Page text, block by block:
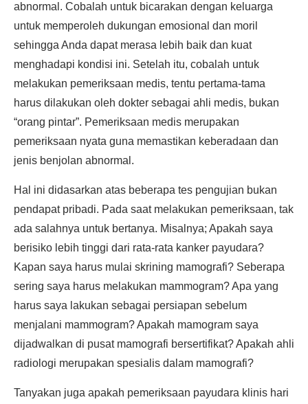
abnormal. Cobalah untuk bicarakan dengan keluarga
untuk memperoleh dukungan emosional dan moril
sehingga Anda dapat merasa lebih baik dan kuat
menghadapi kondisi ini. Setelah itu, cobalah untuk
melakukan pemeriksaan medis, tentu pertama-tama
harus dilakukan oleh dokter sebagai ahli medis, bukan
“orang pintar”. Pemeriksaan medis merupakan
pemeriksaan nyata guna memastikan keberadaan dan
jenis benjolan abnormal.
Hal ini didasarkan atas beberapa tes pengujian bukan
pendapat pribadi. Pada saat melakukan pemeriksaan, tak
ada salahnya untuk bertanya. Misalnya; Apakah saya
berisiko lebih tinggi dari rata-rata kanker payudara?
Kapan saya harus mulai skrining mamografi? Seberapa
sering saya harus melakukan mammogram? Apa yang
harus saya lakukan sebagai persiapan sebelum
menjalani mammogram? Apakah mamogram saya
dijadwalkan di pusat mamografi bersertifikat? Apakah ahli
radiologi merupakan spesialis dalam mamografi?
Tanyakan juga apakah pemeriksaan payudara klinis hari